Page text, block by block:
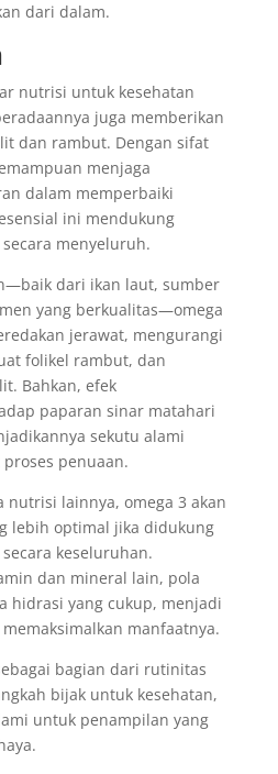
dari dalam.
nutrisi untuk kesehatan
juga memberikan
dan rambut. Dengan sifat
menjaga
dalam memperbaiki
ini mendukung
menyeluruh.
dari ikan laut, sumber
yang berkualitas—omega
jerawat, mengurangi
folikel rambut, dan
Bahkan, efek
paparan sinar matahari
sekutu alami
penuaan.
nutrisi lainnya, omega 3 akan
lebih optimal jika didukung
keseluruhan.
dan mineral lain, pola
hidrasi yang cukup, menjadi
manfaatnya.
bagian dari rutinitas
bijak untuk kesehatan,
untuk penampilan yang